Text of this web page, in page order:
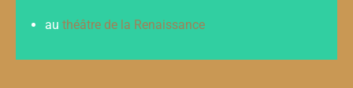
au théâtre de la Renaissance